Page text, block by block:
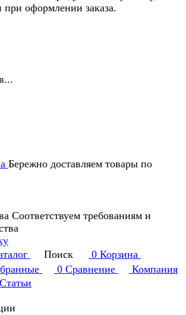
при оформлении заказа.
Бережно доставляем товары по
Соответствуем требованиям и
Поиск 0 Корзина
0 Сравнение
Компания
Статьи